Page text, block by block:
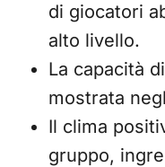
di giocatori
alto livello.
La capacità
mostrata
Il clima
gruppo,